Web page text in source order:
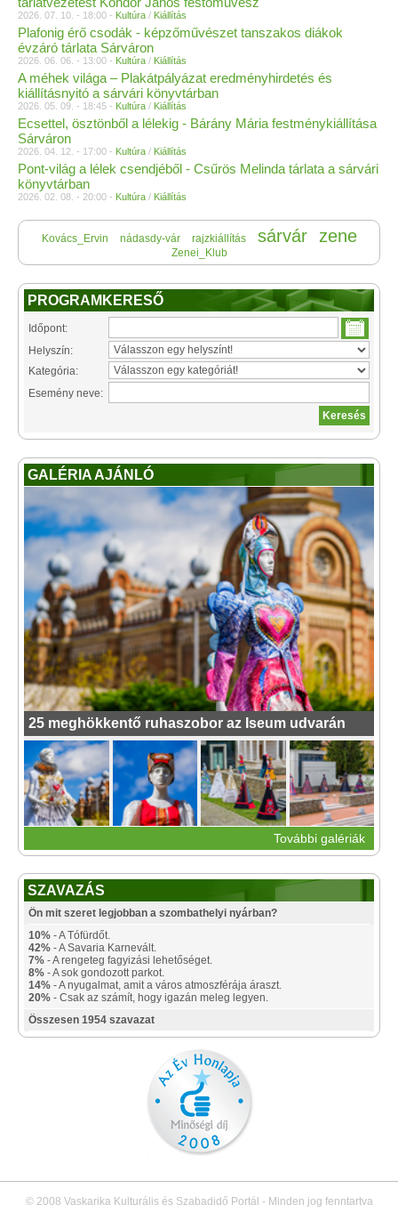
2026. 07. 10. - 18:00 - Kultúra / Kiállítás
Plafonig érő csodák - képzőművészet tanszakos diákok
évzáró tárlata Sárváron
2026. 06. 06. - 13:00 - Kultúra / Kiállítás
A méhek világa – Plakátpályázat eredményhirdetés és
kiállításnyitó a sárvári könyvtárban
2026. 05. 09. - 18:45 - Kultúra / Kiállítás
Ecsettel, ösztönből a lélekig - Bárány Mária festménykiállítása
Sárváron
2026. 04. 12. - 17:00 - Kultúra / Kiállítás
Pont-világ a lélek csendjéből - Csűrös Melinda tárlata a sárvári
könyvtárban
2026. 02. 08. - 20:00 - Kultúra / Kiállítás
Kovács_Ervin nádasdy-vár rajzkiállítás sárvár zene
Zenei_Klub
PROGRAMKERESŐ
Időpont:
Helyszín:
Kategória:
Esemény neve:
GALÉRIA AJÁNLÓ
25 meghökkentő ruhaszobor az Iseum udvarán
További galériák
SZAVAZÁS
Ön mit szeret legjobban a szombathelyi nyárban?
10% - A Tófürdőt.
42% - A Savaria Karnevált.
7% - A rengeteg fagyizási lehetőséget.
8% - A sok gondozott parkot.
14% - A nyugalmat, amit a város atmoszférája áraszt.
20% - Csak az számít, hogy igazán meleg legyen.
Összesen 1954 szavazat
© 2008 Vaskarika Kulturális és Szabadidő Portál - Minden jog fenntartva